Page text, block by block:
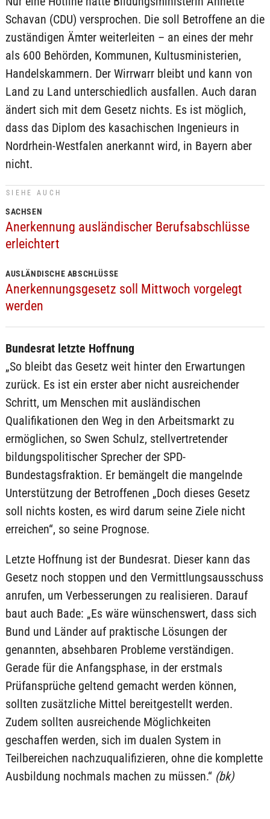
Schavan (CDU) versprochen. Die soll Betroffene an die
zuständigen Ämter weiterleiten – an eines der mehr
als 600 Behörden, Kommunen, Kultusministerien,
Handelskammern. Der Wirrwarr bleibt und kann von
Land zu Land unterschiedlich ausfallen. Auch daran
ändert sich mit dem Gesetz nichts. Es ist möglich,
dass das Diplom des kasachischen Ingenieurs in
Nordrhein-Westfalen anerkannt wird, in Bayern aber
nicht.
SIEHE AUCH
SACHSEN
Anerkennung ausländischer Berufsabschlüsse
erleichtert
AUSLÄNDISCHE ABSCHLÜSSE
Anerkennungsgesetz soll Mittwoch vorgelegt
werden
Bundesrat letzte Hoffnung
„So bleibt das Gesetz weit hinter den Erwartungen
zurück. Es ist ein erster aber nicht ausreichender
Schritt, um Menschen mit ausländischen
Qualifikationen den Weg in den Arbeitsmarkt zu
ermöglichen, so Swen Schulz, stellvertretender
bildungspolitischer Sprecher der SPD-
Bundestagsfraktion. Er bemängelt die mangelnde
Unterstützung der Betroffenen „Doch dieses Gesetz
soll nichts kosten, es wird darum seine Ziele nicht
erreichen“, so seine Prognose.
Letzte Hoffnung ist der Bundesrat. Dieser kann das
Gesetz noch stoppen und den Vermittlungsausschuss
anrufen, um Verbesserungen zu realisieren. Darauf
baut auch Bade: „Es wäre wünschenswert, dass sich
Bund und Länder auf praktische Lösungen der
genannten, absehbaren Probleme verständigen.
Gerade für die Anfangsphase, in der erstmals
Prüfansprüche geltend gemacht werden können,
sollten zusätzliche Mittel bereitgestellt werden.
Zudem sollten ausreichende Möglichkeiten
geschaffen werden, sich im dualen System in
Teilbereichen nachzuqualifizieren, ohne die komplette
Ausbildung nochmals machen zu müssen.“ (bk)